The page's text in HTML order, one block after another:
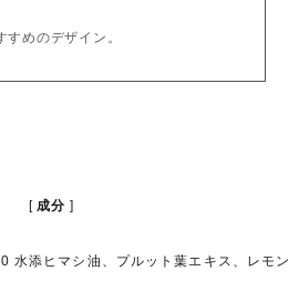
すめのデザイン。
成分
水添ヒマシ油、プルット葉エキス、レモン